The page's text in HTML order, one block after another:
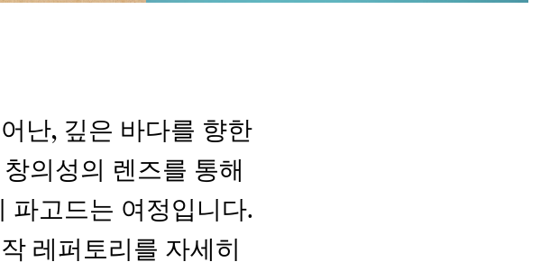
난, 깊은 바다를 향한
의성의 렌즈를 통해
파고드는 여정입니다.
레퍼토리를 자세히